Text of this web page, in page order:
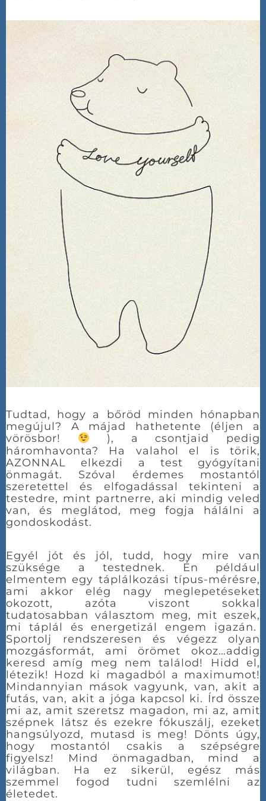
Tudtad, hogy a bőröd minden hónapban
megújul? A májad hathetente (éljen a
vörösbor!
), a csontjaid pedig
háromhavonta? Ha valahol el is törik,
AZONNAL elkezdi a test gyógyítani
önmagát. Szóval érdemes mostantól
szeretettel és elfogadással tekinteni a
testedre, mint partnerre, aki mindig veled
van, és meglátod, meg fogja hálálni a
gondoskodást.
Egyél jót és jól, tudd, hogy mire van
szüksége a testednek. Én például
elmentem egy táplálkozási típus-mérésre,
ami akkor elég nagy meglepetéseket
okozott, azóta viszont sokkal
tudatosabban választom meg, mit eszek,
mi táplál és energetizál engem igazán.
Sportolj rendszeresen és végezz olyan
mozgásformát, ami örömet okoz…addig
keresd amíg meg nem találod! Hidd el,
létezik! Hozd ki magadból a maximumot!
Mindannyian mások vagyunk, van, akit a
futás, van, akit a jóga kapcsol ki. Írd össze
mi az, amit szeretsz magadon, mi az, amit
szépnek látsz és ezekre fókuszálj, ezeket
hangsúlyozd, mutasd is meg! Dönts úgy,
hogy mostantól csakis a szépségre
figyelsz! Mind önmagadban, mind a
világban. Ha ez sikerül, egész más
szemmel fogod tudni szemlélni az
életedet.